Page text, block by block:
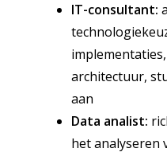
IT-consultant:
architectuur,
aan
Data analist:
het analyseren